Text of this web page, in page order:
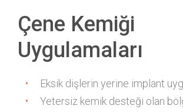
Çene Kemiği
Uygulamaları
Eksik dişlerin yerine implant
Yetersiz kemik desteği olan